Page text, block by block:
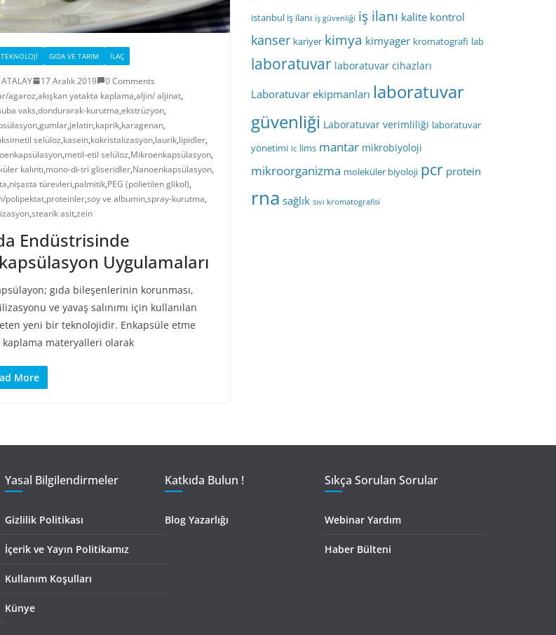
GIDA VE TARIM İLAÇ
17 Aralık 2019
0 Comments
agaroz,akışkan yatakta kaplama,aljin/ aljinat,
vaks,dondurarak-kurutma,ekstrüzyon,
,gumlar,jelatin,kaprik,karagenan,
selüloz,kasein,kokristalizasyon,laurik,lipidler,
,metil-etil selüloz,Mikroenkapsülasyon,
kalıntı,mono-di-tri gliseridler,Nanoenkapsülasyon,
,nişasta türevleri,palmitik,PEG (polietilen glikol),
polipektat,proteinler,soy ve albumin,spray-kurutma,
,stearik asit,zein
Endüstrisinde
Uygulamaları
gıda bileşenlerinin korunması,
ve yavaş salınımı için kullanılan
yeni bir teknolojidir. Enkapsüle etme
kaplama materyalleri olarak
More
istanbul iş ilanı iş güvenliği iş ilanı kalite kontrol
kanser kariyer kimya kimyager kromatografi lab
laboratuvar laboratuvar cihazları
Laboratuvar ekipmanları laboratuvar
güvenliği Laboratuvar verimliliği laboratuvar
yönetimi lc lims mantar mikrobiyoloji
mikroorganizma moleküler biyoloji pcr protein
rna sağlık sıvı kromatografisi
Yasal Bilgilendirmeler
Gizlilik Politikası
İçerik ve Yayın Politikamız
Kullanım Koşulları
Künye
Katkıda Bulun !
Blog Yazarlığı
Sıkça Sorulan Sorular
Webinar Yardım
Haber Bülteni